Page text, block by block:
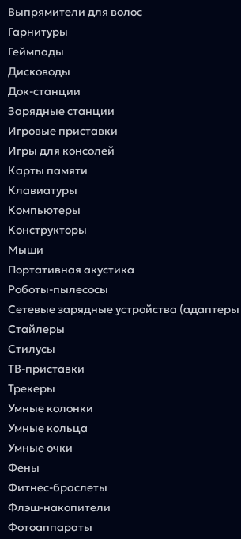
Выпрямители для волос
Гарнитуры
Геймпады
Дисководы
Док-станции
Зарядные станции
Игровые приставки
Игры для консолей
Карты памяти
Клавиатуры
Компьютеры
Конструкторы
Мыши
Портативная акустика
Роботы-пылесосы
Сетевые зарядные устройства
Стайлеры
Стилусы
ТВ-приставки
Трекеры
Умные колонки
Умные кольца
Умные очки
Фены
Фитнес-браслеты
Флэш-накопители
Фотоаппараты